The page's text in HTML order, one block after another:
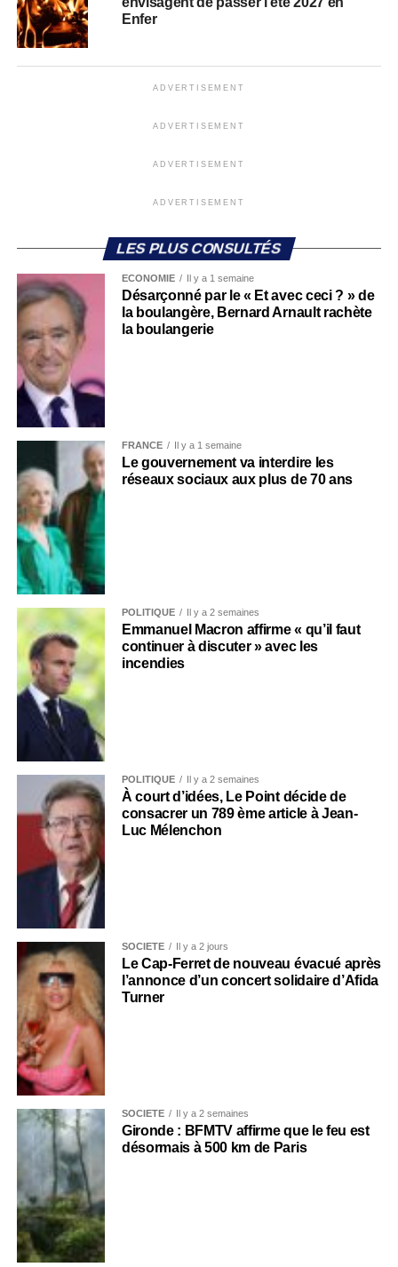
Enfer
ADVERTISEMENT
ADVERTISEMENT
ADVERTISEMENT
ADVERTISEMENT
LES PLUS CONSULTÉS
ECONOMIE Il y a 1 semaine
Désarçonné par le « Et avec ceci ? » de
la boulangère, Bernard Arnault rachète
la boulangerie
FRANCE Il y a 1 semaine
Le gouvernement va interdire les
réseaux sociaux aux plus de 70 ans
POLITIQUE Il y a 2 semaines
Emmanuel Macron affirme « qu’il faut
continuer à discuter » avec les
incendies
POLITIQUE Il y a 2 semaines
À court d’idées, Le Point décide de
consacrer un 789 ème article à Jean-
Luc Mélenchon
SOCIÉTÉ Il y a 2 jours
Le Cap-Ferret de nouveau évacué après
l’annonce d’un concert solidaire d’Afida
Turner
SOCIÉTÉ Il y a 2 semaines
Gironde : BFMTV affirme que le feu est
désormais à 500 km de Paris